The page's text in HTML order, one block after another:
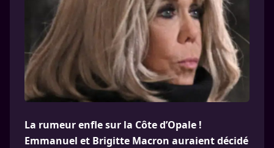
La rumeur enfle sur la Côte d’Opale !
Emmanuel et Brigitte Macron auraient décidé